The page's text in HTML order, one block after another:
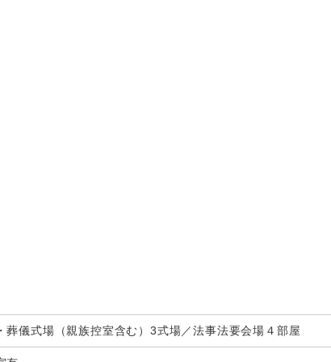
葬儀式場（親族控室含む）3式場／法事法要会場４部屋